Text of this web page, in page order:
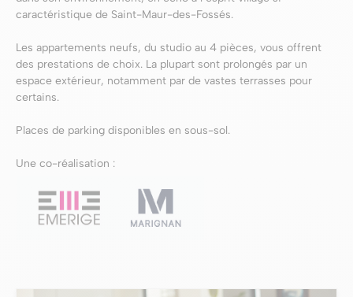
caractéristique de Saint-Maur-des-Fossés.
Les appartements neufs, du studio au 4 pièces, vous offrent
des prestations de choix. La plupart sont prolongés par un
espace extérieur, notamment par de vastes terrasses pour
certains.
Places de parking disponibles en sous-sol.
Une co-réalisation :